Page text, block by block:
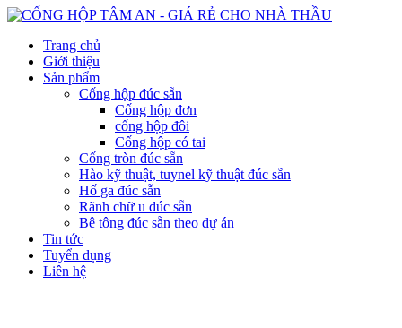
Trang chủ
Giới thiệu
Sản phẩm
Cống hộp đúc sẵn
Cống hộp đơn
cống hộp đôi
Cống hộp có tai
Cống tròn đúc sẵn
Hào kỹ thuật, tuynel kỹ thuật đúc sẵn
Hố ga đúc sẵn
Rãnh chữ u đúc sẵn
Bê tông đúc sẵn theo dự án
Tin tức
Tuyển dụng
Liên hệ